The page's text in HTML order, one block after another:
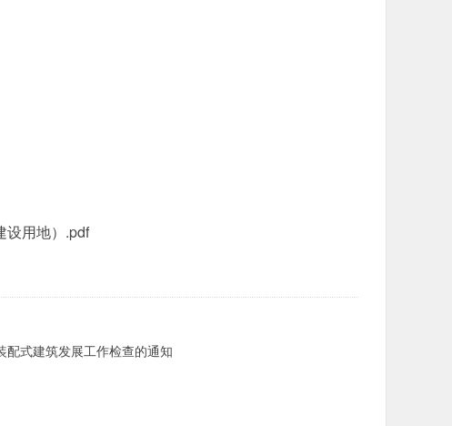
设用地）.pdf
式建筑发展工作检查的通知